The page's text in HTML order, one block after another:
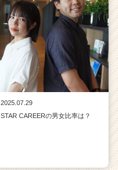
2025.07.29
STAR CAREERの男女比率は？